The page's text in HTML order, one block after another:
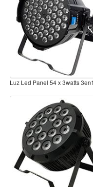
Piano Digital
Sintetizadores
Controladores
Fundas
Amplificadores
Accesorios
Violin
Viola
Cello
Contrabajo
Fundas y estuches
Luz Led Panel 54 x 3watts